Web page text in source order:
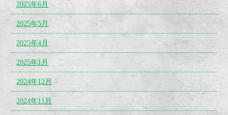
2025年6月
2025年5月
2025年4月
2025年1月
2024年12月
2024年11月